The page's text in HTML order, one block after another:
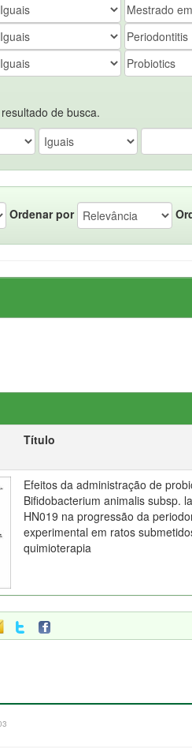
de busca.
Ordenar por
Título
Efeitos da administração de
Bifidobacterium animalis subsp.
HN019 na progressão da
experimental em ratos
quimioterapia